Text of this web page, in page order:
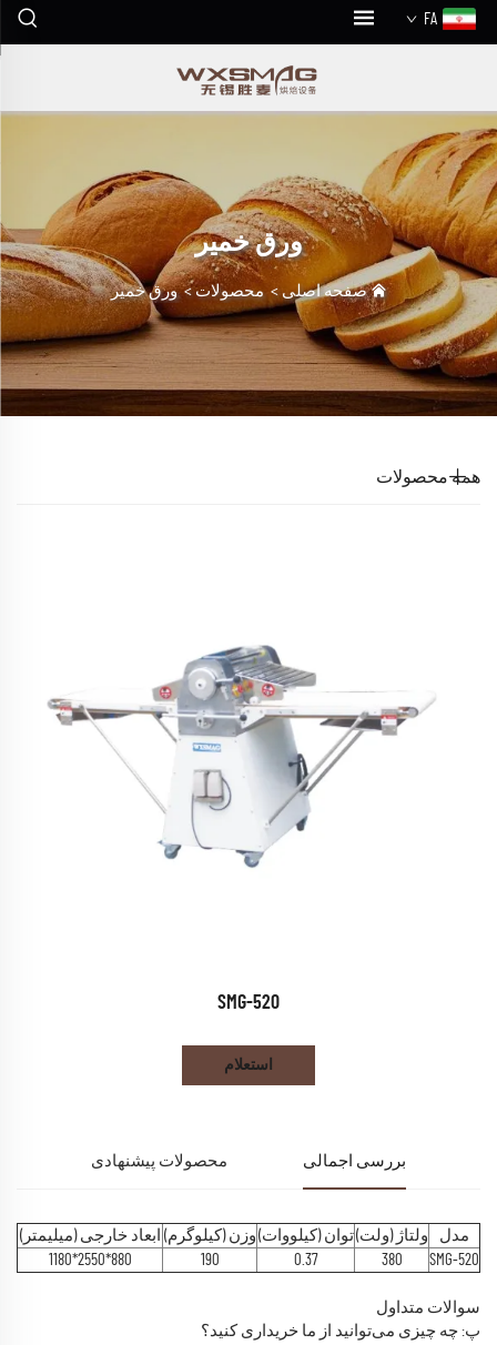
FA
ورق خمیر
صفحه اصلی >محصولات>ورق خمیر
همه محصولات
SMG-520
استعلام
بررسی اجمالی محصولات پیشنهادی
مدل ولتاژ (ولت)توان (کیلووات) وزن (کیلوگرم) ابعاد خارجی (میلیمتر)
SMG-520
380
0.37
190
880*2550*1180
سوالات متداول
پ: چه چیزی می‌توانید از ما خریداری کنید؟